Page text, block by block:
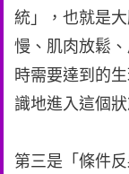
統」，也就是
慢、肌肉放鬆
時需要達到的
識地進入這個
第三是「條件